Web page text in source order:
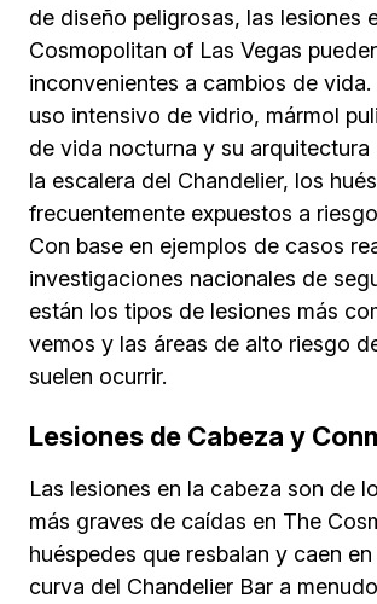
de diseño peligrosas, las lesiones
Cosmopolitan of Las Vegas
inconvenientes a cambios de
uso intensivo de vidrio, mármol
de vida nocturna y su arquitectura
la escalera del Chandelier, los
frecuentemente expuestos a
Con base en ejemplos de casos
investigaciones nacionales de
están los tipos de lesiones más
vemos y las áreas de alto riesgo
suelen ocurrir.
Lesiones de Cabeza y
Las lesiones en la cabeza son de
más graves de caídas en The
huéspedes que resbalan y caen
curva del Chandelier Bar a